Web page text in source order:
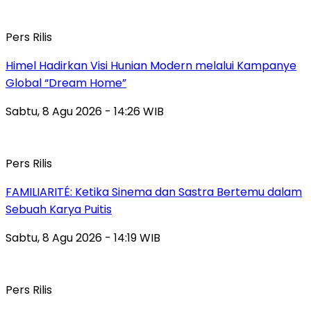
Pers Rilis
Himel Hadirkan Visi Hunian Modern melalui Kampanye
Global “Dream Home”
Sabtu, 8 Agu 2026 - 14:26 WIB
Pers Rilis
FAMILIARITÉ: Ketika Sinema dan Sastra Bertemu dalam
Sebuah Karya Puitis
Sabtu, 8 Agu 2026 - 14:19 WIB
Pers Rilis